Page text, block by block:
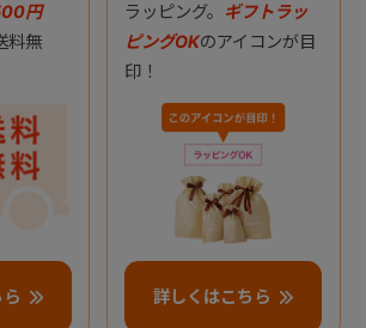
円
料無
ラッピング。 ギフトラッ
ピングOKのアイコンが目
印！
詳しくはこちら